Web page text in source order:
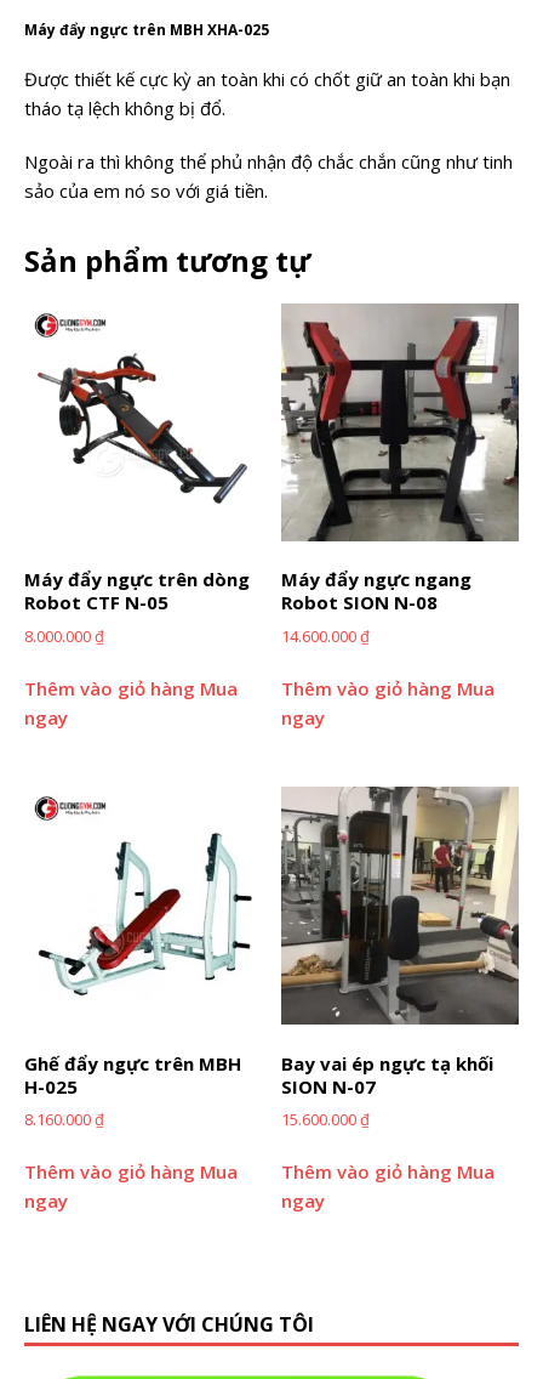
Máy đẩy ngực trên MBH XHA-025
Được thiết kế cực kỳ an toàn khi có chốt giữ an toàn khi bạn
tháo tạ lệch không bị đổ.
Ngoài ra thì không thể phủ nhận độ chắc chắn cũng như tinh
sảo của em nó so với giá tiền.
Sản phẩm tương tự
Máy đẩy ngực trên dòng
Robot CTF N-05
8.000.000₫
Thêm vào giỏ hàng Mua
ngay
Máy đẩy ngực ngang
Robot SION N-08
14.600.000₫
Thêm vào giỏ hàng Mua
ngay
Ghế đẩy ngực trên MBH
H-025
8.160.000₫
Thêm vào giỏ hàng Mua
ngay
Bay vai ép ngực tạ khối
SION N-07
15.600.000₫
Thêm vào giỏ hàng Mua
ngay
LIÊN HỆ NGAY VỚI CHÚNG TÔI